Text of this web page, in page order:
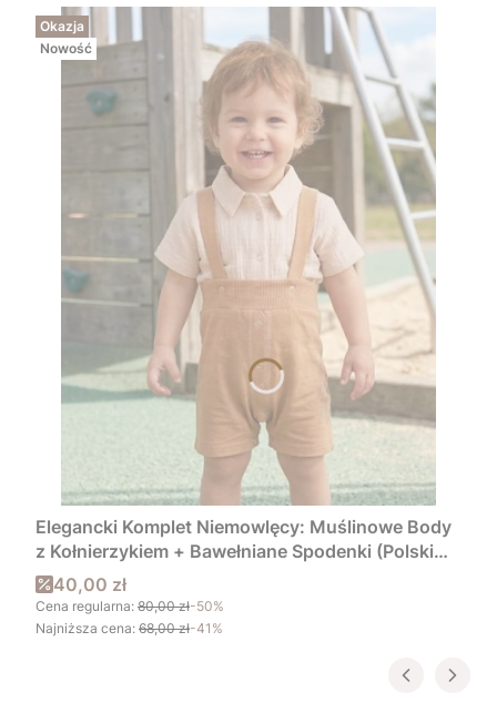
Okazja
Nowość
Elegancki Komplet Niemowlęcy: Muślinowe Body
z Kołnierzykiem + Bawełniane Spodenki (Polski
Producent)
Cena promocyjna
40,00 zł
Cena regularna: 80,00 zł-50%
Najniższa cena: 68,00 zł-41%